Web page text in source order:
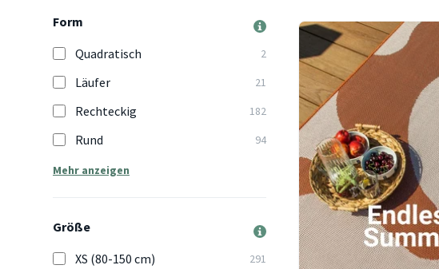
Form
Quadratisch
2
Läufer 21
Rechteckig 182
Rund 94
Mehr anzeigen
Größe
XS (80-150 cm)
291